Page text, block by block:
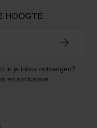
HOOGTE
in je inbox ontvangen?
en exclusieve